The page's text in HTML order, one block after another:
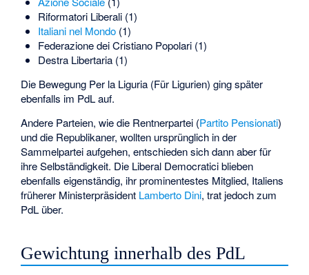
Riformatori Liberali(1)
Italiani nel Mondo(1)
Federazione dei Cristiano Popolari(1)
Destra Libertaria(1)
Die Bewegung Per la Liguria (Für Ligurien) ging später
ebenfalls im PdL auf.
Andere Parteien, wie die Rentnerpartei (Partito Pensionati)
und die Republikaner, wollten ursprünglich in der
Sammelpartei aufgehen, entschieden sich dann aber für
ihre Selbständigkeit. Die Liberal Democraticiblieben
ebenfalls eigenständig, ihr prominentestes Mitglied, Italiens
früherer Ministerpräsident Lamberto Dini, trat jedoch zum
PdL über.
Gewichtung innerhalb des PdL